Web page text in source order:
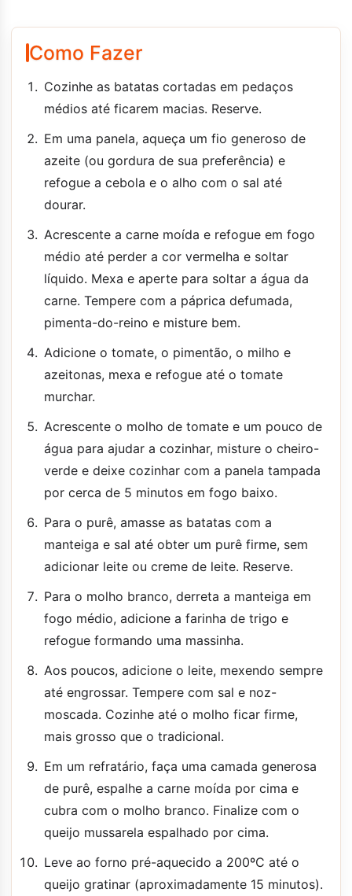
Como Fazer
Cozinhe as batatas cortadas em pedaços
médios até ficarem macias. Reserve.
Em uma panela, aqueça um fio generoso de
azeite (ou gordura de sua preferência) e
refogue a cebola e o alho com o sal até
dourar.
Acrescente a carne moída e refogue em fogo
médio até perder a cor vermelha e soltar
líquido. Mexa e aperte para soltar a água da
carne. Tempere com a páprica defumada,
pimenta-do-reino e misture bem.
Adicione o tomate, o pimentão, o milho e
azeitonas, mexa e refogue até o tomate
murchar.
Acrescente o molho de tomate e um pouco de
água para ajudar a cozinhar, misture o cheiro-
verde e deixe cozinhar com a panela tampada
por cerca de 5 minutos em fogo baixo.
Para o purê, amasse as batatas com a
manteiga e sal até obter um purê firme, sem
adicionar leite ou creme de leite. Reserve.
Para o molho branco, derreta a manteiga em
fogo médio, adicione a farinha de trigo e
refogue formando uma massinha.
Aos poucos, adicione o leite, mexendo sempre
até engrossar. Tempere com sal e noz-
moscada. Cozinhe até o molho ficar firme,
mais grosso que o tradicional.
Em um refratário, faça uma camada generosa
de purê, espalhe a carne moída por cima e
cubra com o molho branco. Finalize com o
queijo mussarela espalhado por cima.
Leve ao forno pré-aquecido a 200ºC até o
queijo gratinar (aproximadamente 15 minutos).